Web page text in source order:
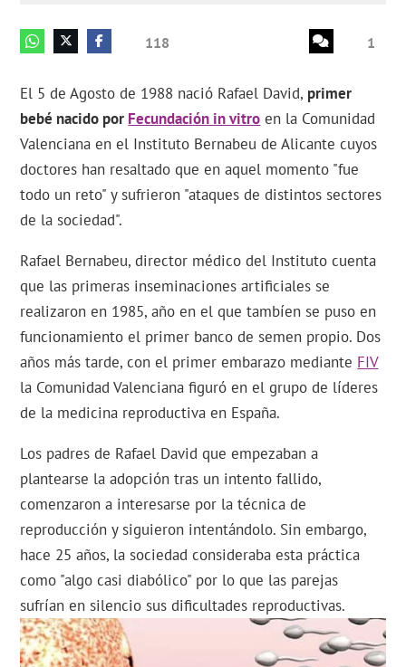
118 1
El 5 de Agosto de 1988 nació Rafael David, primer
bebé nacido por Fecundación in vitro en la Comunidad
Valenciana en el Instituto Bernabeu de Alicante cuyos
doctores han resaltado que en aquel momento "fue
todo un reto" y sufrieron "ataques de distintos sectores
de la sociedad".
Rafael Bernabeu, director médico del Instituto cuenta
que las primeras inseminaciones artificiales se
realizaron en 1985, año en el que tambíen se puso en
funcionamiento el primer banco de semen propio. Dos
años más tarde, con el primer embarazo mediante FIV
la Comunidad Valenciana figuró en el grupo de líderes
de la medicina reproductiva en España.
Los padres de Rafael David que empezaban a
plantearse la adopción tras un intento fallido,
comenzaron a interesarse por la técnica de
reproducción y siguieron intentándolo. Sin embargo,
hace 25 años, la sociedad consideraba esta práctica
como "algo casi diabólico" por lo que las parejas
sufrían en silencio sus dificultades reproductivas.